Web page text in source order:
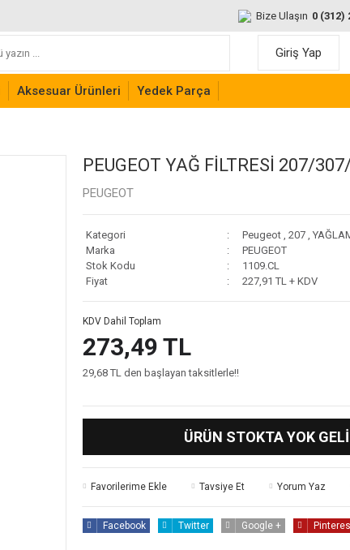
Bize Ulaşın 0 (312)
Giriş Yap
Aksesuar Ürünleri Yedek Parça
PEUGEOT YAĞ FİLTRESİ 207/
PEUGEOT
Kategori Peugeot , 207 ,
Marka
PEUGEOT
Stok Kodu
1109.CL
Fiyat
227,91 TL + KDV
KDV Dahil Toplam
273,49 TL
29,68 TL den başlayan taksitlerle!!
ÜRÜN STOKTA YOK
Tavsiye Et Yorum Yaz
Facebook Twitter Google +